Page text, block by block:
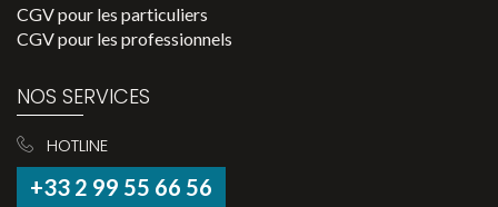
CGV pour les particuliers
CGV pour les professionnels
NOS SERVICES
HOTLINE
+33 2 99 55 66 56